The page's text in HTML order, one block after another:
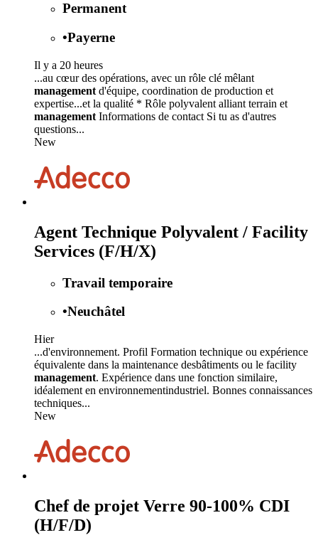
Permanent
•Payerne
Il y a 20 heures
...au cœur des opérations, avec un rôle clé mêlant
management d'équipe, coordination de production et
expertise...et la qualité * Rôle polyvalent alliant terrain et
management Informations de contact Si tu as d'autres
questions...
New
Agent Technique Polyvalent / Facility
Services (F/H/X)
Travail temporaire
•Neuchâtel
Hier
...d'environnement. Profil Formation technique ou expérience
équivalente dans la maintenance desbâtiments ou le facility
management. Expérience dans une fonction similaire,
idéalement en environnementindustriel. Bonnes connaissances
techniques...
New
Chef de projet Verre 90-100% CDI
(H/F/D)